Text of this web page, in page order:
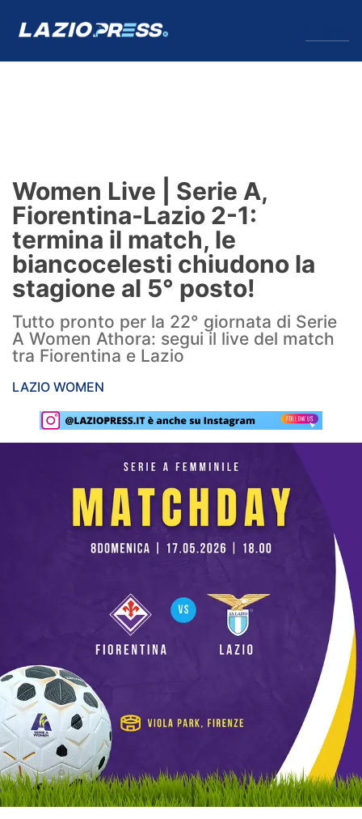
Formello
Infortuni
Primavera
Calciomercato
Lazio Women
Rassegna Lazio
Social
Serie A
Champions League
Tennis
Vela
SHOP LAZIO
Contatti
Women Live | Serie A,
Fiorentina-Lazio 2-1:
termina il match, le
biancocelesti chiudono la
stagione al 5° posto!
Tutto pronto per la 22° giornata di Serie
A Women Athora: segui il live del match
tra Fiorentina e Lazio
LAZIO WOMEN